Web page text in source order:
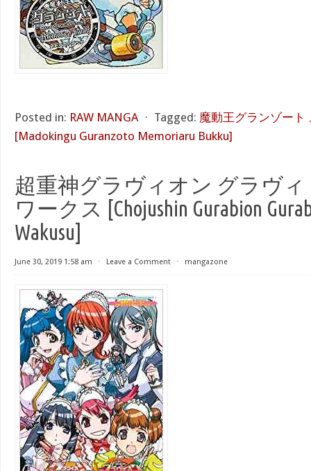
Posted in: RAW MANGA ⋅ Tagged: 魔動王グランゾート
[Madokingu Guranzoto Memoriaru Bukku]
超重神グラヴィオン グラヴ
ワークス [Chojushin Gurabion
Wakusu]
June 30, 2019 1:58 am ⋅ Leave a Comment ⋅ mangazone